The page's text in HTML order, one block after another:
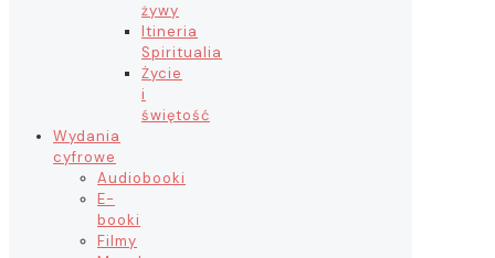
żywy
Itineria
Spiritualia
Życie
i
świętość
Wydania
cyfrowe
Audiobooki
E-
booki
Filmy